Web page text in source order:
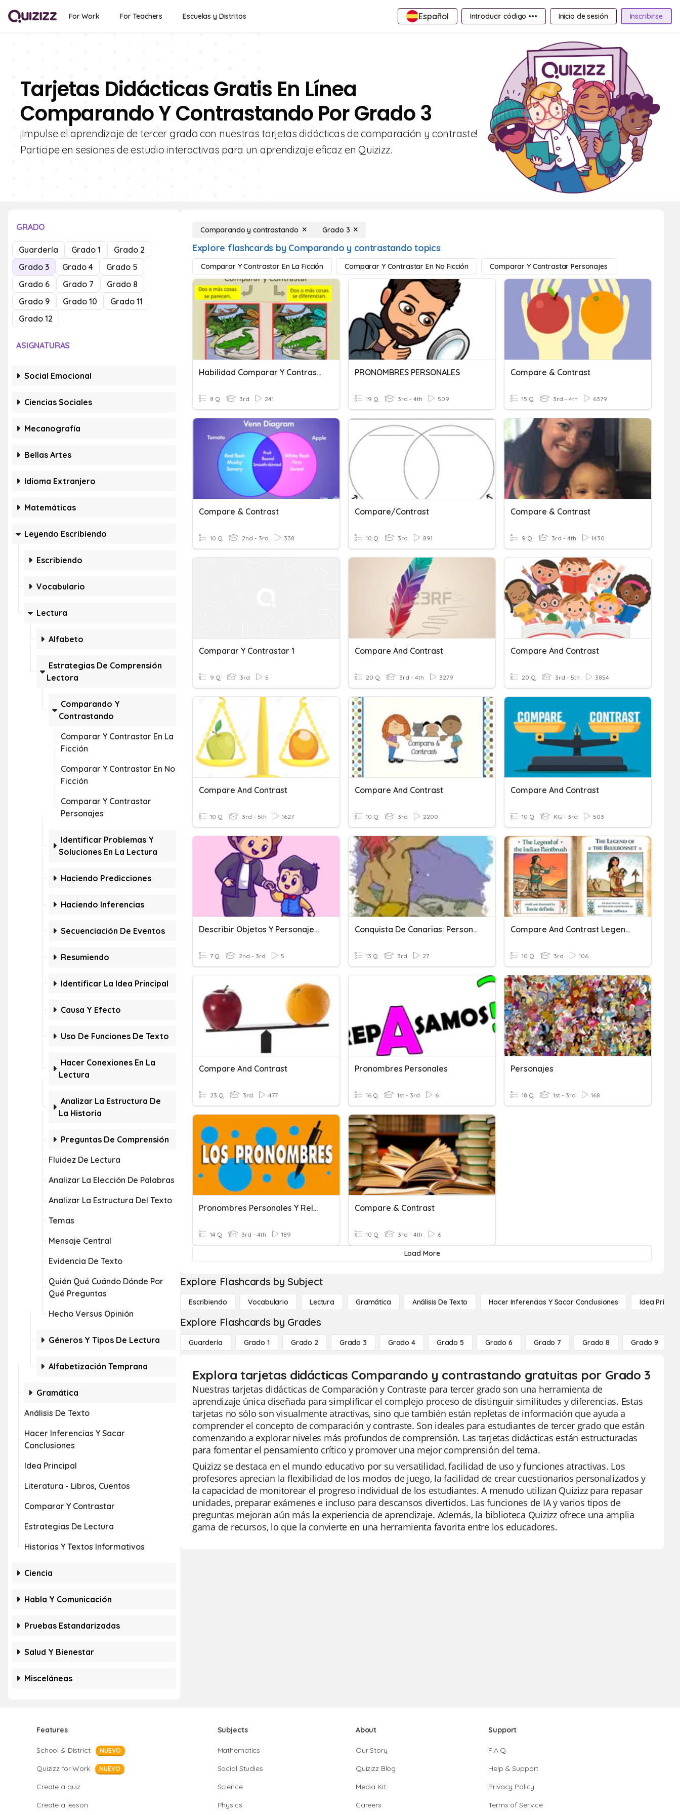
For Work For Teachers Escuelas y Distritos Español Introducir código ••• Inicio de sesión Inscribirse
Tarjetas Didácticas Gratis En Línea
Comparando Y Contrastando Por Grado 3
¡Impulse el aprendizaje de tercer grado con nuestras tarjetas didácticas de comparación y contraste!
Participe en sesiones de estudio interactivas para un aprendizaje eficaz en Quizizz.
GRADO
Guardería Grado 1
Grado 2
Grado 3
Grado 4
Grado 5
Grado 6
Grado 7
Grado 8
Grado 9
Grado 10
Grado 11
Grado 12
ASIGNATURAS
Social Emocional
Ciencias Sociales
Mecanografía
Bellas Artes
Idioma Extranjero
Matemáticas
Leyendo Escribiendo
Escribiendo
Vocabulario
Lectura
Alfabeto
Estrategias De Comprensión
Lectora
Comparando Y
Contrastando
Comparar Y Contrastar En La
Ficción
Comparar Y Contrastar En No
Ficción
Comparar Y Contrastar
Personajes
Identificar Problemas Y
Soluciones En La Lectura
Haciendo Predicciones
Haciendo Inferencias
Secuenciación De Eventos
Resumiendo
Identificar La Idea Principal
Causa Y Efecto
Uso De Funciones De Texto
Hacer Conexiones En La
Lectura
Analizar La Estructura De
La Historia
Preguntas De Comprensión
Fluidez De Lectura
Analizar La Elección De Palabras
Analizar La Estructura Del Texto
Temas
Mensaje Central
Evidencia De Texto
Quién Qué Cuándo Dónde Por
Qué Preguntas
Hecho Versus Opinión
Géneros Y Tipos De Lectura
Alfabetización Temprana
Gramática
Análisis De Texto
Hacer Inferencias Y Sacar
Conclusiones
Idea Principal
Literatura - Libros, Cuentos
Comparar Y Contrastar
Estrategias De Lectura
Historias Y Textos Informativos
Ciencia
Habla Y Comunicación
Pruebas Estandarizadas
Salud Y Bienestar
Misceláneas
Comparando y contrastando Grado 3
Explore flashcards by Comparando y contrastando topics
Comparar Y Contrastar En La Ficción Comparar Y Contrastar En No Ficción Comparar Y Contrastar Personajes
Habilidad Comparar Y Contrastar
8 Q 3rd 241
PRONOMBRES PERSONALES
19 Q 3rd - 4th 509
Compare & Contrast
15 Q 3rd - 4th 6379
Compare & Contrast
10 Q 2nd - 3rd 338
Compare/Contrast
10 Q 3rd 891
Compare & Contrast
9 Q 3rd - 4th 1430
Comparar Y Contrastar 1
9 Q 3rd 5
Compare And Contrast
20 Q 3rd - 4th 3279
Compare And Contrast
20 Q 3rd - 5th 3854
Compare And Contrast
10 Q 3rd - 5th 1627
Compare And Contrast
10 Q 3rd 2200
Compare And Contrast
10 Q KG - 3rd 503
Describir Objetos Y Personajes!!
7 Q 2nd - 3rd 5
Conquista De Canarias: Personajes Y...
13 Q 3rd 27
Compare And Contrast Legends
10 Q 3rd 106
Compare And Contrast
23 Q 3rd 477
Pronombres Personales
16 Q 1st - 3rd 6
Personajes
18 Q 1st - 3rd 168
Pronombres Personales Y Relativos
14 Q 3rd - 4th 189
Compare & Contrast
10 Q 3rd - 4th 6
Load More
Explore Flashcards by Subject
Escribiendo Vocabulario Lectura Gramática Análisis De Texto Hacer Inferencias Y Sacar Conclusiones Idea
Explore Flashcards by Grades
Guardería Grado 1 Grado 2 Grado 3 Grado 4 Grado 5 Grado 6 Grado 7 Grado 8 Grado 9
Explora tarjetas didácticas Comparando y contrastando gratuitas por Grado 3
Nuestras tarjetas didácticas de Comparación y Contraste para tercer grado son una herramienta de
aprendizaje única diseñada para simplificar el complejo proceso de distinguir similitudes y diferencias. Estas
tarjetas no sólo son visualmente atractivas, sino que también están repletas de información que ayuda a
comprender el concepto de comparación y contraste. Son ideales para estudiantes de tercer grado que están
comenzando a explorar niveles más profundos de comprensión. Las tarjetas didácticas están estructuradas
para fomentar el pensamiento crítico y promover una mejor comprensión del tema.
Quizizz se destaca en el mundo educativo por su versatilidad, facilidad de uso y funciones atractivas. Los
profesores aprecian la flexibilidad de los modos de juego, la facilidad de crear cuestionarios personalizados y
la capacidad de monitorear el progreso individual de los estudiantes. A menudo utilizan Quizizz para repasar
unidades, preparar exámenes e incluso para descansos divertidos. Las funciones de IA y varios tipos de
preguntas mejoran aún más la experiencia de aprendizaje. Además, la biblioteca Quizizz ofrece una amplia
gama de recursos, lo que la convierte en una herramienta favorita entre los educadores.
Features
School & District NUEVO
Quizizz for Work NUEVO
Create a quiz
Create a lesson
Subjects
Mathematics
Social Studies
Science
Physics
About
Our Story
Quizizz Blog
Media Kit
Careers
Support
F.A.Q.
Help & Support
Privacy Policy
Terms of Service